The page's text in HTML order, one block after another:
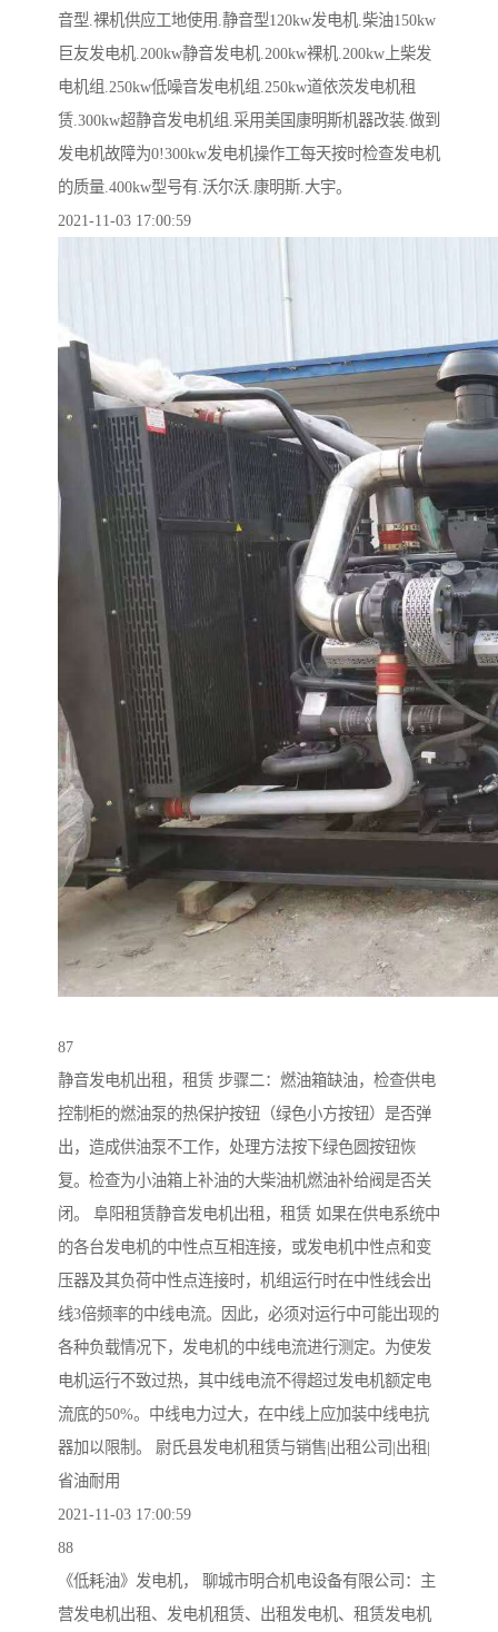
音型.裸机供应工地使用.静音型120kw发电机.柴油150kw
巨友发电机.200kw静音发电机.200kw裸机.200kw上柴发
电机组.250kw低噪音发电机组.250kw道依茨发电机租
赁.300kw超静音发电机组.采用美国康明斯机器改装.做到
发电机故障为0!300kw发电机操作工每天按时检查发电机
的质量.400kw型号有.沃尔沃.康明斯.大宇。
2021-11-03 17:00:59
87
静音发电机出租，租赁 步骤二：燃油箱缺油，检查供电
控制柜的燃油泵的热保护按钮（绿色小方按钮）是否弹
出，造成供油泵不工作，处理方法按下绿色圆按钮恢
复。检查为小油箱上补油的大柴油机燃油补给阀是否关
闭。 阜阳租赁静音发电机出租，租赁 如果在供电系统中
的各台发电机的中性点互相连接，或发电机中性点和变
压器及其负荷中性点连接时，机组运行时在中性线会出
线3倍频率的中线电流。因此，必须对运行中可能出现的
各种负载情况下，发电机的中线电流进行测定。为使发
电机运行不致过热，其中线电流不得超过发电机额定电
流底的50%。中线电力过大，在中线上应加装中线电抗
器加以限制。 尉氏县发电机租赁与销售|出租公司|出租|
省油耐用
2021-11-03 17:00:59
88
《低耗油》发电机， 聊城市明合机电设备有限公司：主
营发电机出租、发电机租赁、出租发电机、租赁发电机